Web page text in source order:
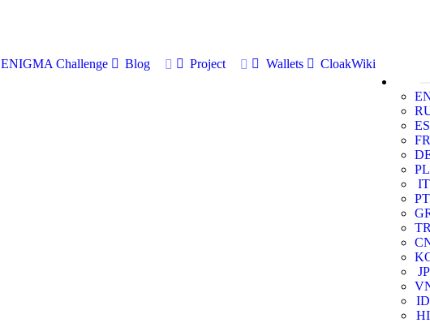
ENIGMA Challenge Blog Project Wallets
CloakWiki
ES
FR
PL
IT
PT
JP
ID
HI